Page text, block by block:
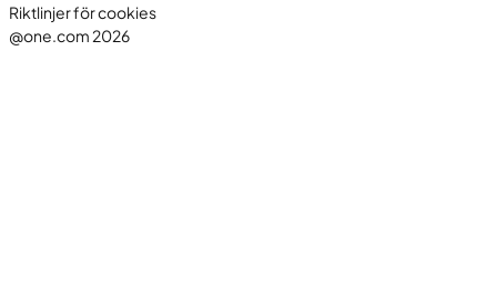
Riktlinjer för cookies
@one.com 2026